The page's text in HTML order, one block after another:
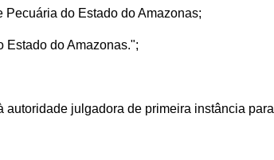
Pecuária do Estado do Amazonas;
Estado do Amazonas.";
autoridade julgadora de primeira instância